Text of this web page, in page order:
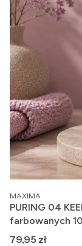
PRODUCENT
MAXIMA
PURING 04
farbowanych
Cena
79,95 zł